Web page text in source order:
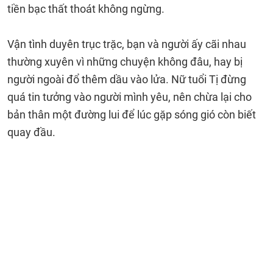
tiền bạc thất thoát không ngừng.
Vận tình duyên trục trặc, bạn và người ấy cãi nhau
thường xuyên vì những chuyện không đâu, hay bị
người ngoài đổ thêm dầu vào lửa. Nữ tuổi Tị đừng
quá tin tưởng vào người mình yêu, nên chừa lại cho
bản thân một đường lui để lúc gặp sóng gió còn biết
quay đầu.